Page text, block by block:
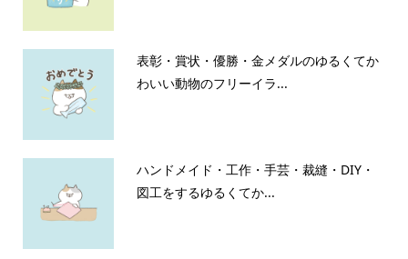
表彰・賞状・優勝・金メダルのゆるくてか
わいい動物のフリーイラ...
ハンドメイド・工作・手芸・裁縫・DIY・
図工をするゆるくてか...